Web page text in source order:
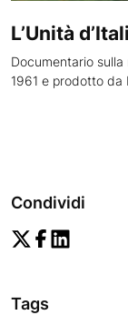
L’Unità
Documentario
1961 e prodotto
Condividi
Tags